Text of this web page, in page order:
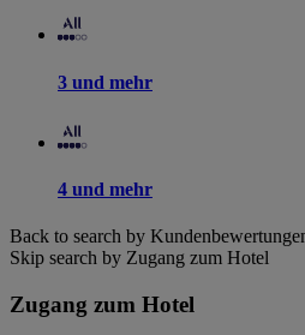
3 und mehr
4 und mehr
Back to search by
Skip search by Zugang zum Hotel
Zugang zum Hotel